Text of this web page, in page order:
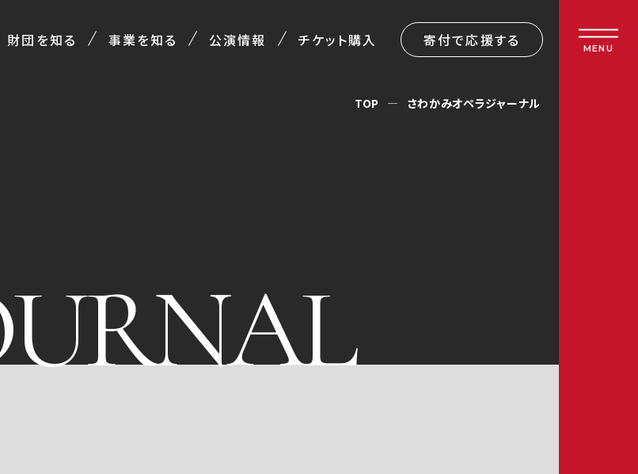
財団を知る 事業を知る 公演情報 チケット購入 寄付で応援する MENU
TOP さわかみオペラジャーナル